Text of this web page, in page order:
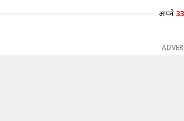
आपने